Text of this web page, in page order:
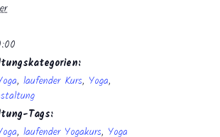
, laufender Kurs, Yoga,
Tags:
, laufender Yogakurs, Yoga